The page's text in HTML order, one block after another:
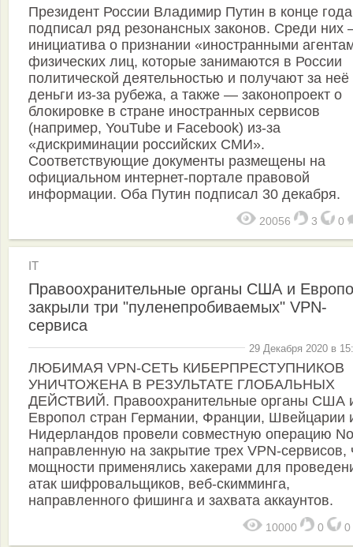
Президент России Владимир Путин в конце года
подписал ряд резонансных законов. Среди них
инициатива о признании «иностранными
физических лиц, которые занимаются в России
политической деятельностью и получают за неё
деньги из-за рубежа, а также — законопроект о
блокировке в стране иностранных сервисов
(например, YouTube и Facebook) из-за
«дискриминации российских СМИ».
Соответствующие документы размещены на
официальном интернет-портале правовой
информации. Оба Путин подписал 30 декабря.
20056 3 0
IT
Правоохранительные органы США и
закрыли три "пуленепробиваемых" VPN-
сервиса
29 Декабря 2020 в
ЛЮБИМАЯ VPN-СЕТЬ КИБЕРПРЕСТУПНИКОВ
УНИЧТОЖЕНА В РЕЗУЛЬТАТЕ ГЛОБАЛЬНЫХ
ДЕЙСТВИЙ. Правоохранительные органы США
Европол стран Германии, Франции, Швейцарии
Нидерландов провели совместную операцию
направленную на закрытие трех VPN-сервисов,
мощности применялись хакерами для
атак шифровальщиков, веб-скимминга,
направленного фишинга и захвата аккаунтов.
10000 0 0